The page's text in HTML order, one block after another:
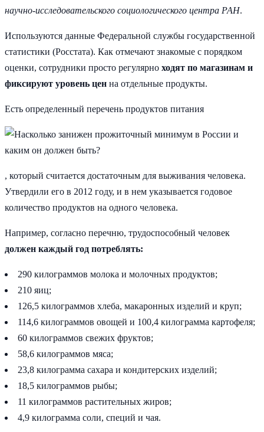
научно-исследовательского социологического центра РАН.
Используются данные Федеральной службы государственной
статистики (Росстата). Как отмечают знакомые с порядком
оценки, сотрудники просто регулярно ходят по магазинам и
фиксируют уровень цен на отдельные продукты.
Есть определенный перечень продуктов питания
, который считается достаточным для выживания человека.
Утвердили его в 2012 году, и в нем указывается годовое
количество продуктов на одного человека.
Например, согласно перечню, трудоспособный человек
должен каждый год потреблять:
290 килограммов молока и молочных продуктов;
210 яиц;
126,5 килограммов хлеба, макаронных изделий и круп;
114,6 килограммов овощей и 100,4 килограмма картофеля;
60 килограммов свежих фруктов;
58,6 килограммов мяса;
23,8 килограмма сахара и кондитерских изделий;
18,5 килограммов рыбы;
11 килограммов растительных жиров;
4,9 килограмма соли, специй и чая.